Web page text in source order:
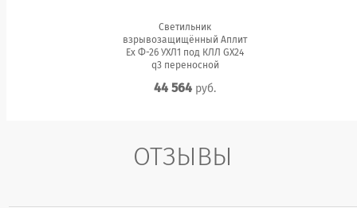
Светильник
взрывозащищённый Аплит
Ех Ф-26 УХЛ1 под КЛЛ GX24
q3 переносной
44 564 руб.
ОТЗЫВЫ